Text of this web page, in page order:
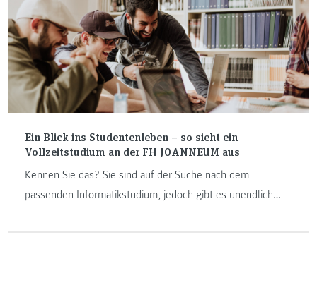
Ein Blick ins Studentenleben – so sieht ein
Vollzeitstudium an der FH JOANNEUM aus
Kennen Sie das? Sie sind auf der Suche nach dem
passenden Informatikstudium, jedoch gibt es unendlich